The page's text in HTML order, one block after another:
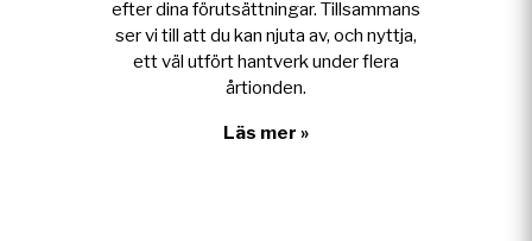
efter dina förutsättningar. Tillsammans
ser vi till att du kan njuta av, och nyttja,
ett väl utfört hantverk under flera
årtionden.
Läs mer »